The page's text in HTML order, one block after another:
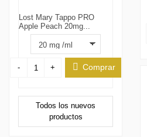
Lost Mary Tappo PRO
Apple Peach 20mg...
- + Comprar
Todos los nuevos
productos